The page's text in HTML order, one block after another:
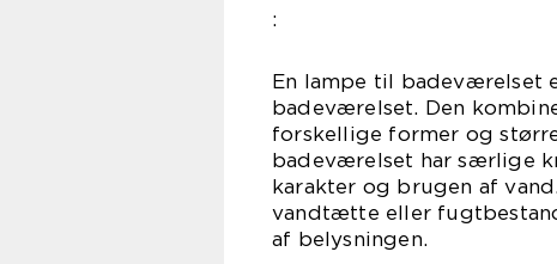
:
En lampe til badeværelset
badeværelset. Den
forskellige former og
badeværelset har særlige
karakter og brugen af
vandtætte eller
af belysningen.